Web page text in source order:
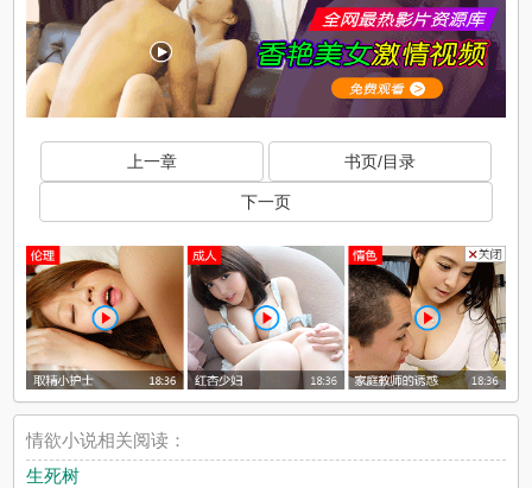
上一章 书页/目录
下一页
情欲小说相关阅读：
生死树